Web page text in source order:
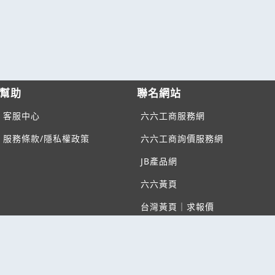
幫助
客服中心
服務條款/隱私權政策
聯名網站
六六工商服務網
六六工商詢價服務網
JB產品網
六六黃頁
台灣黃頁｜求報價